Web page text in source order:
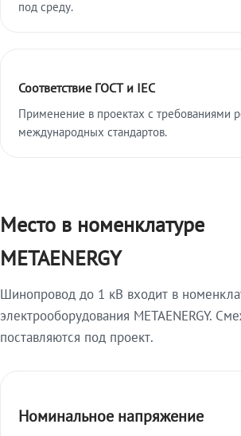
под среду.
Соответствие ГОСТ и IEC
Применение в проектах с требованиями
международных стандартов.
Место в номенклатуре
METAENERGY
Шинопровод до 1 кВ входит в
электрооборудования METAENERGY.
поставляются под проект.
Номинальное напряжение